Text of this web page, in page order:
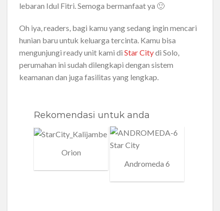
lebaran Idul Fitri. Semoga bermanfaat ya 🙂
Oh iya, readers, bagi kamu yang sedang ingin mencari
hunian baru untuk keluarga tercinta. Kamu bisa
mengunjungi ready unit kami di Star Citydi Solo,
perumahan ini sudah dilengkapi dengan sistem
keamanan dan juga fasilitas yang lengkap.
Rekomendasi untuk anda
Orion
Andromeda 6